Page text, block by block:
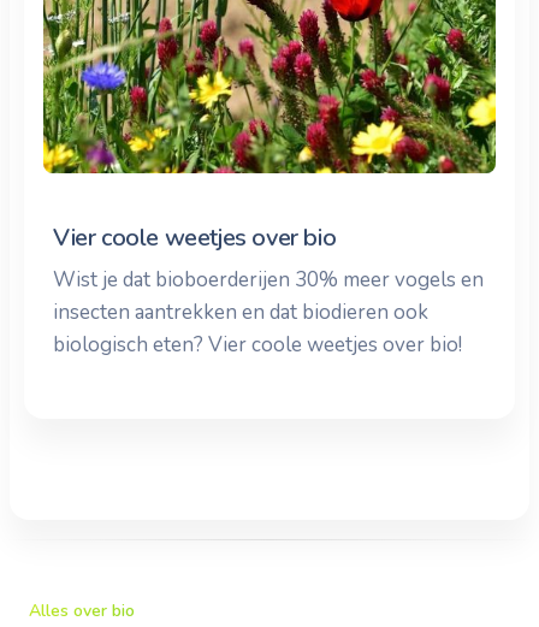
Vier coole weetjes over bio
Wist je dat bioboerderijen 30% meer vogels en
insecten aantrekken en dat biodieren ook
biologisch eten? Vier coole weetjes over bio!
Alles over bio